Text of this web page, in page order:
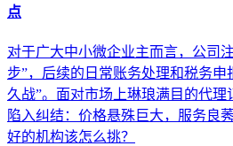
点
对于广大中小微企业主而言，公司
步”，后续的日常账务处理和税务
久战”。面对市场上琳琅满目的代理
陷入纠结：价格悬殊巨大，服务良
好的机构该怎么挑？